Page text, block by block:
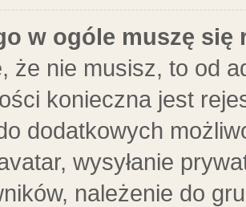
w ogóle muszę się
że nie musisz, to od
konieczna jest
dodatkowych
wysyłanie
należenie do